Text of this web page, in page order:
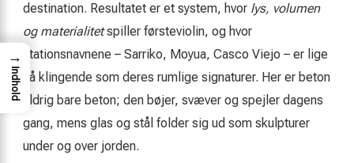
destination. Resultatet er et system, hvor lys, volumen
og materialitetspiller førsteviolin, og hvor
stationsnavnene – Sarriko, Moyua, Casco Viejo – er lige
så klingende som deres rumlige signaturer. Her er beton
aldrig bare beton; den bøjer, svæver og spejler dagens
gang, mens glas og stål folder sig ud som skulpturer
under og over jorden.
→
Indhold